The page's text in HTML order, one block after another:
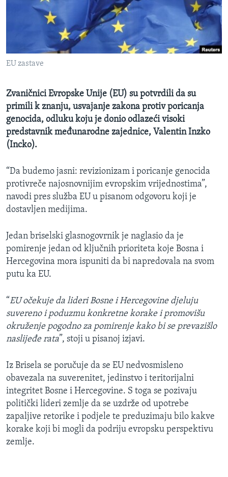
MAGAZIN
O GLASU AMERIKE
Learning English
Jezici
EU zastave
Zvaničnici Evropske Unije (EU) su potvrdili da su
primili k znanju, usvajanje zakona protiv poricanja
genocida, odluku koju je donio odlazeći visoki
predstavnik međunarodne zajednice, Valentin Inzko
(Incko).
“Da budemo jasni: revizionizam i poricanje genocida
protivreče najosnovnijim evropskim vrijednostima”,
navodi pres služba EU u pisanom odgovoru koji je
dostavljen medijima.
Jedan briselski glasnogovrnik je naglasio da je
pomirenje jedan od ključnih prioriteta koje Bosna i
Hercegovina mora ispuniti da bi napredovala na svom
putu ka EU.
“EU očekuje da lideri Bosne i Hercegovine djeluju
suvereno i poduzmu konkretne korake i promovišu
okruženje pogodno za pomirenje kako bi se prevazišlo
naslijeđe rata”, stoji u pisanoj izjavi.
Iz Brisela se poručuje da se EU nedvosmisleno
obavezala na suverenitet, jedinstvo i teritorijalni
integritet Bosne i Hercegovine. S toga se pozivaju
politički lideri zemlje da se uzdrže od upotrebe
zapaljive retorike i podjele te preduzimaju bilo kakve
korake koji bi mogli da podriju evropsku perspektivu
zemlje.